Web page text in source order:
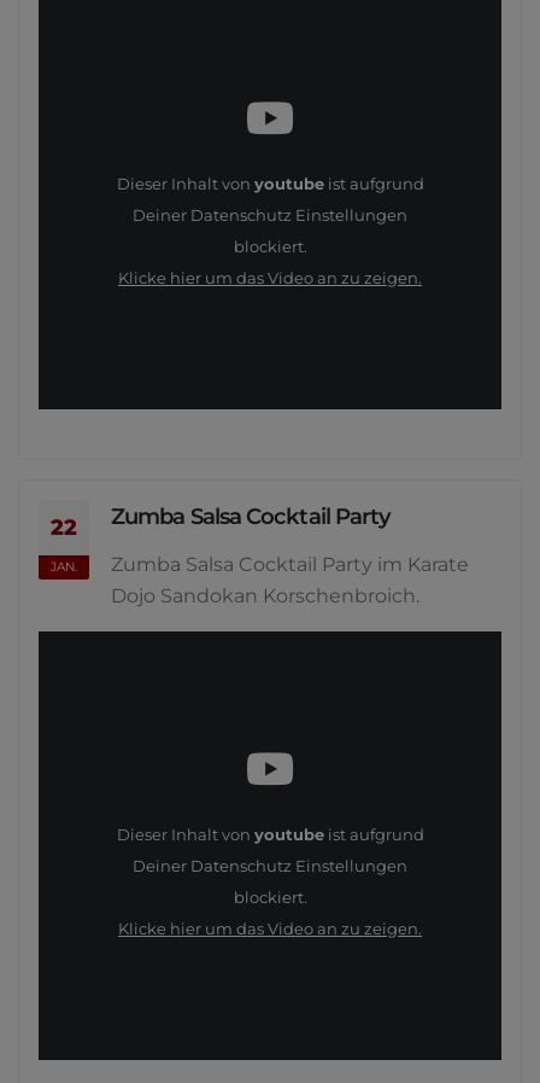
Dieser Inhalt von youtubeist aufgrund
Deiner Datenschutz Einstellungen
blockiert.
Klicke hier um das Video an zu zeigen.
22
JAN.
Zumba Salsa Cocktail Party
Zumba Salsa Cocktail Party im Karate
Dojo Sandokan Korschenbroich.
Dieser Inhalt von youtubeist aufgrund
Deiner Datenschutz Einstellungen
blockiert.
Klicke hier um das Video an zu zeigen.